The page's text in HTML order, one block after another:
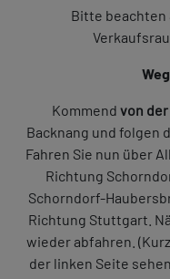
Bitte beachten
Kommend von der
Backnang und folgen
Fahren Sie nun über
Richtung
Schorndorf-
Richtung Stuttgart.
wieder abfahren.
der linken Seite